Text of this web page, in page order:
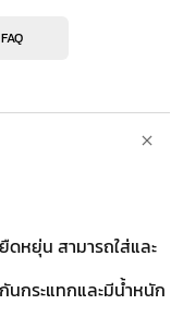
FAQ
ดหยุ่น สามารถใส่และ
กระแทกและมีน้ำหนัก